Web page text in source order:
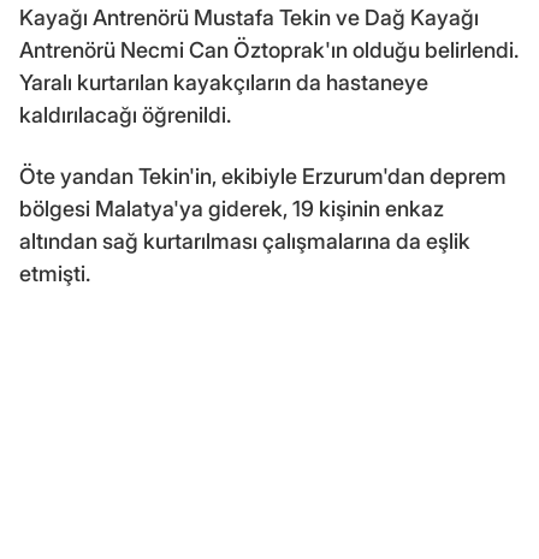
Kayağı Antrenörü Mustafa Tekin ve Dağ Kayağı
Antrenörü Necmi Can Öztoprak'ın olduğu belirlendi.
Yaralı kurtarılan kayakçıların da hastaneye
kaldırılacağı öğrenildi.
Öte yandan Tekin'in, ekibiyle Erzurum'dan deprem
bölgesi Malatya'ya giderek, 19 kişinin enkaz
altından sağ kurtarılması çalışmalarına da eşlik
etmişti.